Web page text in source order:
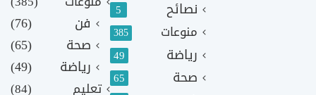
نصائح 5
منوعات 385
رياضة 49
صحة 65
فن
(76)
صحة
(65)
رياضة
(49)
تعليم (84)